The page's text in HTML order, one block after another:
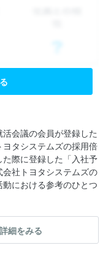
会議の会員が登録した
タシステムズの採用倍
際に登録した「入社予
社トヨタシステムズの
における参考のひとつ
細をみる